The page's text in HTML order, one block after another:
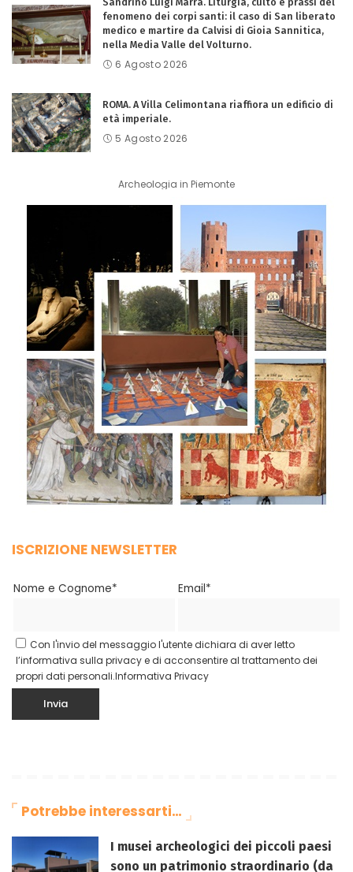
fenomeno dei corpi santi: il caso di San liberato
medico e martire da Calvisi di Gioia Sannitica,
nella Media Valle del Volturno.
6 Agosto 2026
ROMA. A Villa Celimontana riaffiora un edificio di
età imperiale.
5 Agosto 2026
Archeologia in Piemonte
ISCRIZIONE NEWSLETTER
Nome e Cognome* Email*
Con l'invio del messaggio l'utente dichiara di aver letto
l’informativa sulla privacy e di acconsentire al trattamento dei
propri dati personali.Informativa Privacy
Potrebbe interessarti…
I musei archeologici dei piccoli paesi
sono un patrimonio straordinario (da